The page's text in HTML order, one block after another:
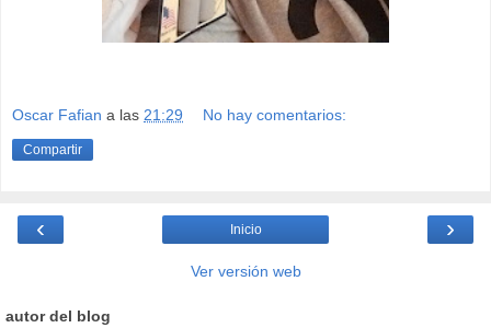
Oscar Fafian a las 21:29 No hay comentarios:
Compartir
‹ ›
Inicio
Ver versión web
autor del blog